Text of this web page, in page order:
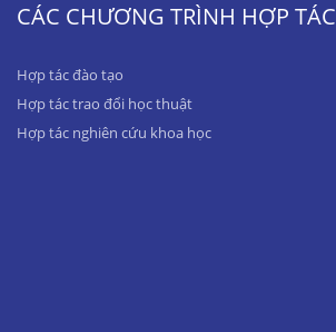
CÁC CHƯƠNG TRÌNH HỢP TÁC
Hợp tác đào tạo
Hợp tác trao đổi học thuật
Hợp tác nghiên cứu khoa học